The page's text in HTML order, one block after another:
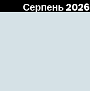
Серпень 2026